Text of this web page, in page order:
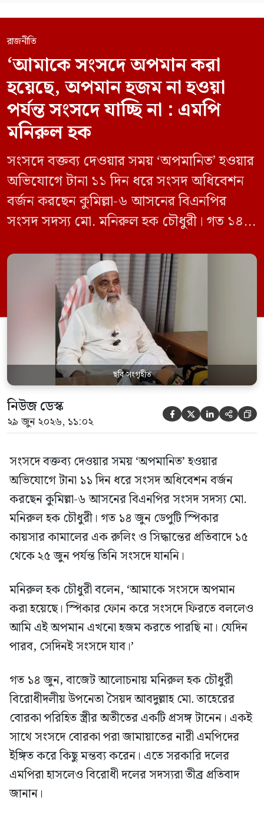
রাজনীতি
‘আমাকে সংসদে অপমান করা
হয়েছে, অপমান হজম না হওয়া
পর্যন্ত সংসদে যাচ্ছি না : এমপি
মনিরুল হক
সংসদে বক্তব্য দেওয়ার সময় ‘অপমানিত’ হওয়ার
অভিযোগে টানা ১১ দিন ধরে সংসদ অধিবেশন
বর্জন করছেন কুমিল্লা-৬ আসনের বিএনপির
সংসদ সদস্য মো. মনিরুল হক চৌধুরী। গত ১৪
রুলিং ও সিদ্ধান্তের প্রতিবাদে ১৫ থেকে ২৫ জুন
পর্যন্ত তিনি সংসদে যাননি। মনিরুল হক চৌধুরী
বলেন, ‘আমাকে সংসদে অপমান করা হয়েছে।
স্পিকার ফোন […]
ছবি সংগৃহীত
নিউজ ডেস্ক
২৯ জুন ২০২৬, ১১:০২     
সংসদে বক্তব্য দেওয়ার সময় ‘অপমানিত’ হওয়ার
অভিযোগে টানা ১১ দিন ধরে সংসদ অধিবেশন বর্জন
করছেন কুমিল্লা-৬ আসনের বিএনপির সংসদ সদস্য মো.
মনিরুল হক চৌধুরী। গত ১৪ জুন ডেপুটি স্পিকার
কায়সার কামালের এক রুলিং ও সিদ্ধান্তের প্রতিবাদে ১৫
থেকে ২৫ জুন পর্যন্ত তিনি সংসদে যাননি।
মনিরুল হক চৌধুরী বলেন, ‘আমাকে সংসদে অপমান
করা হয়েছে। স্পিকার ফোন করে সংসদে ফিরতে বললেও
আমি এই অপমান এখনো হজম করতে পারছি না। যেদিন
পারব, সেদিনই সংসদে যাব।’
গত ১৪ জুন, বাজেট আলোচনায় মনিরুল হক চৌধুরী
বিরোধীদলীয় উপনেতা সৈয়দ আবদুল্লাহ মো. তাহেরের
বোরকা পরিহিত স্ত্রীর অতীতের একটি প্রসঙ্গ টানেন। একই
সাথে সংসদে বোরকা পরা জামায়াতের নারী এমপিদের
ইঙ্গিত করে কিছু মন্তব্য করেন। এতে সরকারি দলের
এমপিরা হাসলেও বিরোধী দলের সদস্যরা তীব্র প্রতিবাদ
জানান।